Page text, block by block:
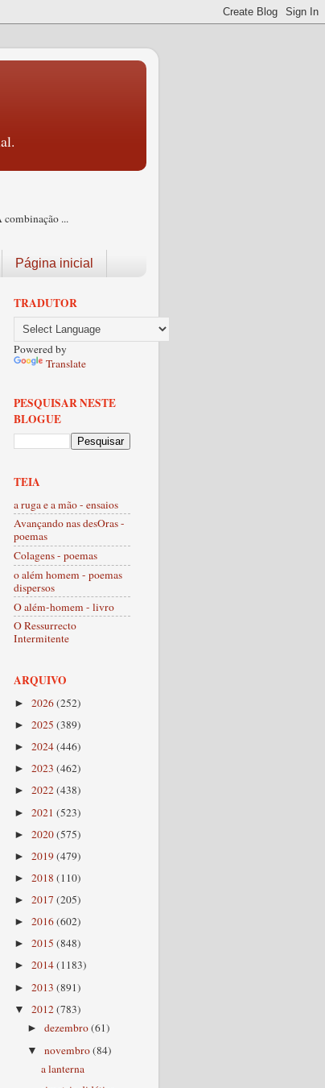
combinação ...
Página inicial
TRADUTOR
Powered by
Translate
PESQUISAR NESTE
BLOGUE
TEIA
a ruga e a mão - ensaios
Avançando nas desOras -
poemas
Colagens - poemas
o além homem - poemas
dispersos
O além-homem - livro
O Ressurrecto
Intermitente
ARQUIVO
► 2026(252)
► 2025 (389)
► 2024(446)
► 2023 (462)
► 2022(438)
► 2021 (523)
► 2020(575)
► 2019(479)
► 2018 (110)
► 2017 (205)
► 2016(602)
► 2015 (848)
► 2014(1183)
► 2013 (891)
▼ 2012(783)
►dezembro(61)
▼novembro(84)
a lanterna